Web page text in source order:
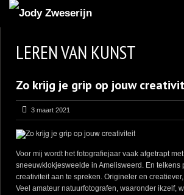
BLOG
LEREN VAN KUNST
BENCE MATE FOTOHUTTEN
OVER MIJ
CONTACT
LEREN VAN KUNST
Zo krijg je grip op jouw
3 maart 2021
Voor mij wordt het fotografiejaar vaak afgetrapt
sneeuwklokjesweelde in Amelisweerd. En telkens
creativiteit aan te spreken. Origineler en
Veel amateur natuurfotografen, waaronder ikzelf,